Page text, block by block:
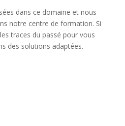
dans ce domaine et nous
notre centre de formation. Si
traces du passé pour vous
des solutions adaptées.